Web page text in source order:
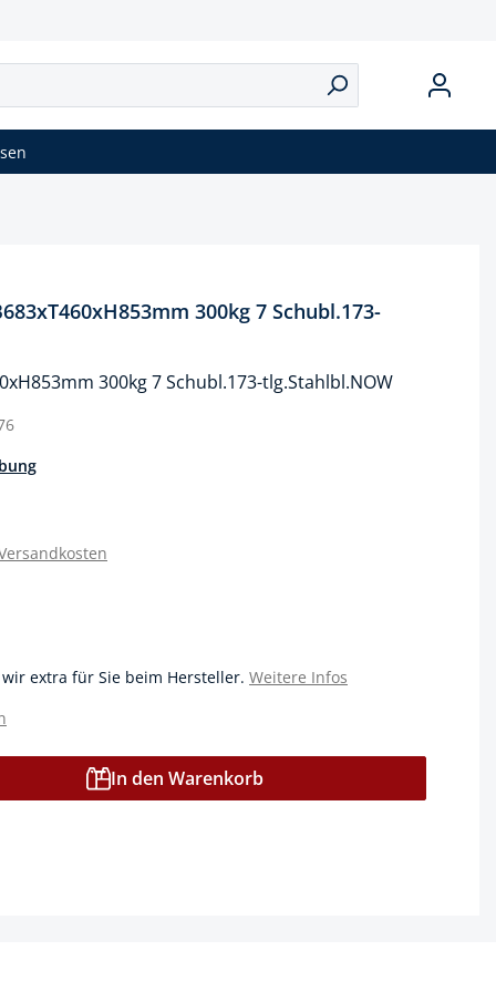
300kg 7 Schubl.173-
300kg 7 Schubl.173-tlg.Stahlbl.NOW
extra für Sie beim Hersteller. Weitere Infos
In den Warenkorb